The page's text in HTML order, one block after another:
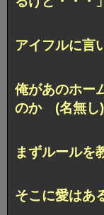
アイフルに言
俺があのホー
のか (名無し)
まずルール
そこに愛は